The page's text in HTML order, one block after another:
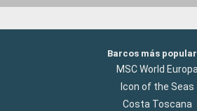
Barcos más
MSC World
Icon of the Seas
Costa Toscana